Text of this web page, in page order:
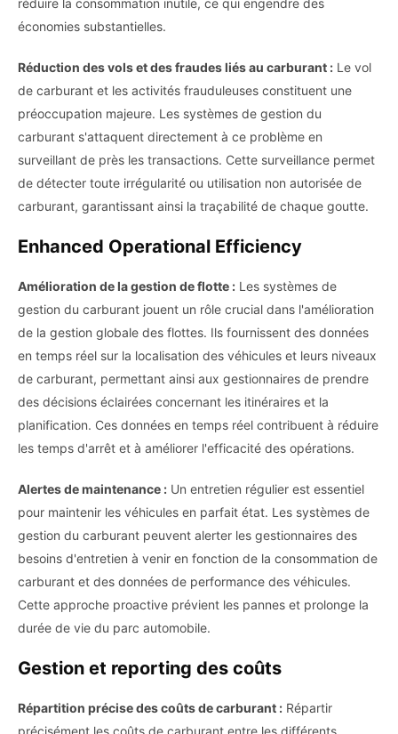
économies substantielles.
Réduction des vols et des fraudes liés au carburant : Le vol
de carburant et les activités frauduleuses constituent une
préoccupation majeure. Les systèmes de gestion du
carburant s'attaquent directement à ce problème en
surveillant de près les transactions. Cette surveillance permet
de détecter toute irrégularité ou utilisation non autorisée de
carburant, garantissant ainsi la traçabilité de chaque goutte.
Enhanced Operational Efficiency
Amélioration de la gestion de flotte : Les systèmes de
gestion du carburant jouent un rôle crucial dans l'amélioration
de la gestion globale des flottes. Ils fournissent des données
en temps réel sur la localisation des véhicules et leurs niveaux
de carburant, permettant ainsi aux gestionnaires de prendre
des décisions éclairées concernant les itinéraires et la
planification. Ces données en temps réel contribuent à réduire
les temps d'arrêt et à améliorer l'efficacité des opérations.
Alertes de maintenance : Un entretien régulier est essentiel
pour maintenir les véhicules en parfait état. Les systèmes de
gestion du carburant peuvent alerter les gestionnaires des
besoins d'entretien à venir en fonction de la consommation de
carburant et des données de performance des véhicules.
Cette approche proactive prévient les pannes et prolonge la
durée de vie du parc automobile.
Gestion et reporting des coûts
Répartition précise des coûts de carburant : Répartir
précisément les coûts de carburant entre les différents